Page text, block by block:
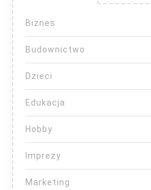
Biznes
Budownictwo
Dzieci
Edukacja
Hobby
Imprezy
Marketing